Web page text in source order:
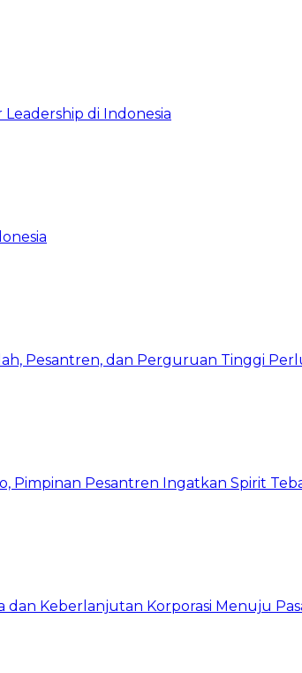
di Indonesia
Pesantren, dan Perguruan Tinggi
Pimpinan Pesantren Ingatkan Spirit
dan Keberlanjutan Korporasi Menuju